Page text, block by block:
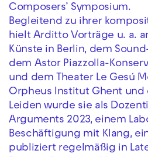
Composers’ Symposium.
Begleitend zu ihrer
hielt Arditto Vorträge u. a.
Künste in Berlin, dem
dem Astor Piazzolla-
und dem Theater Le Gesú
Orpheus Institut Ghent und
Leiden wurde sie als
Arguments 2023, einem
Beschäftigung mit Klang,
publiziert regelmäßig in